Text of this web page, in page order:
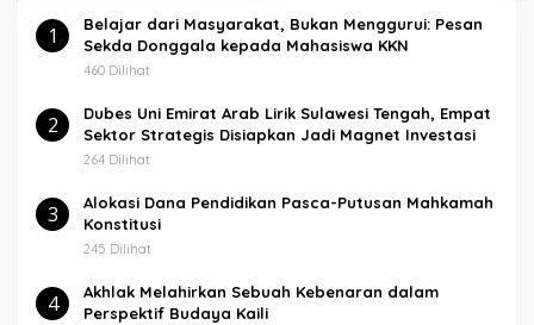
u
k
1
Belajar dari Masyarakat, Bukan Menggurui: Pesan
Sekda Donggala kepada Mahasiswa KKN
460 Dilihat
2
Dubes Uni Emirat Arab Lirik Sulawesi Tengah, Empat
Sektor Strategis Disiapkan Jadi Magnet Investasi
264 Dilihat
3
Alokasi Dana Pendidikan Pasca-Putusan Mahkamah
Konstitusi
245 Dilihat
4
Akhlak Melahirkan Sebuah Kebenaran dalam
Perspektif Budaya Kaili